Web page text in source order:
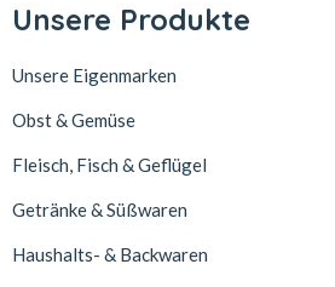
Unsere Produkte
Unsere Eigenmarken
Obst & Gemüse
Fleisch, Fisch & Geflügel
Getränke & Süßwaren
Haushalts- & Backwaren